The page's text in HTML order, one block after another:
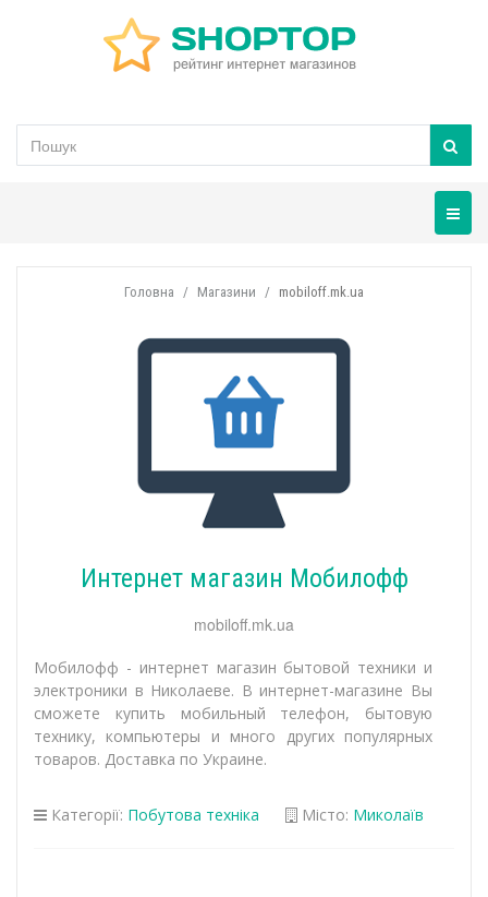
Головна Магазини mobiloff.mk.ua
Интернет магазин Мобилофф
mobiloff.mk.ua
Мобилофф - интернет магазин бытовой техники и
электроники в Николаеве. В интернет-магазине Вы
сможете купить мобильный телефон, бытовую
технику, компьютеры и много других популярных
товаров. Доставка по Украине.
Категорії: Побутова техніка Місто: Миколаїв